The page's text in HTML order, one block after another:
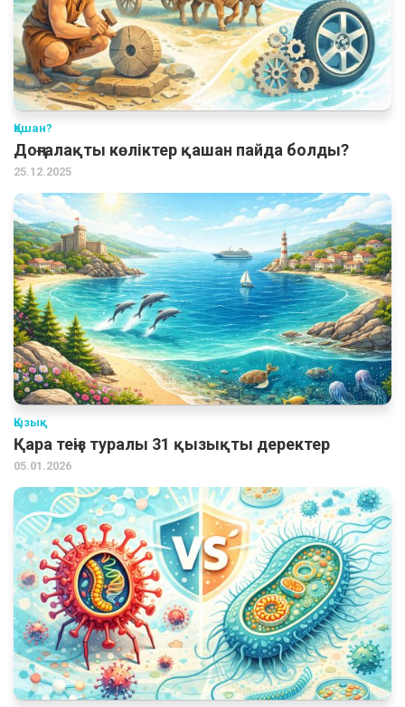
Қашан?
Доңғалақты көліктер қашан пайда болды?
25.12.2025
Қызық
Қара теңіз туралы 31 қызықты деректер
05.01.2026